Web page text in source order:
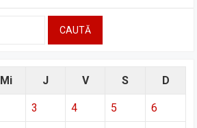
Mi J V S D
3 4 5 6